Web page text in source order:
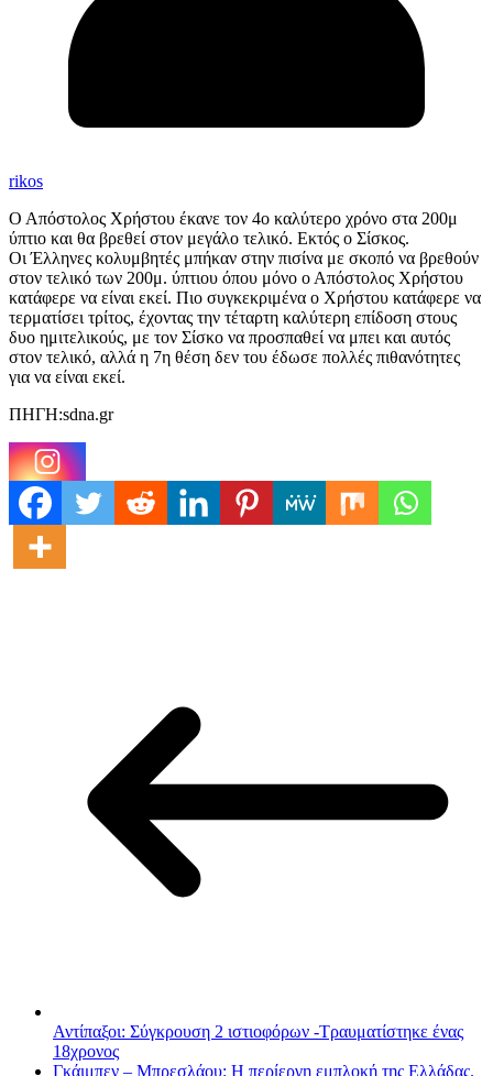
rikos
Ο Απόστολος Χρήστου έκανε τον 4ο καλύτερο χρόνο στα 200μ
ύπτιο και θα βρεθεί στον μεγάλο τελικό. Εκτός ο Σίσκος.
Οι Έλληνες κολυμβητές μπήκαν στην πισίνα με σκοπό να βρεθούν
στον τελικό των 200μ. ύπτιου όπου μόνο ο Απόστολος Χρήστου
κατάφερε να είναι εκεί. Πιο συγκεκριμένα ο Χρήστου κατάφερε να
τερματίσει τρίτος, έχοντας την τέταρτη καλύτερη επίδοση στους
δυο ημιτελικούς, με τον Σίσκο να προσπαθεί να μπει και αυτός
στον τελικό, αλλά η 7η θέση δεν του έδωσε πολλές πιθανότητες
για να είναι εκεί.
ΠΗΓΗ:sdna.gr
Αντίπαξοι: Σύγκρουση 2 ιστιοφόρων -Τραυματίστηκε ένας
18χρονος
Γκάιμπεν – Μπρεσλάου: Η περίεργη εμπλοκή της Ελλάδας.